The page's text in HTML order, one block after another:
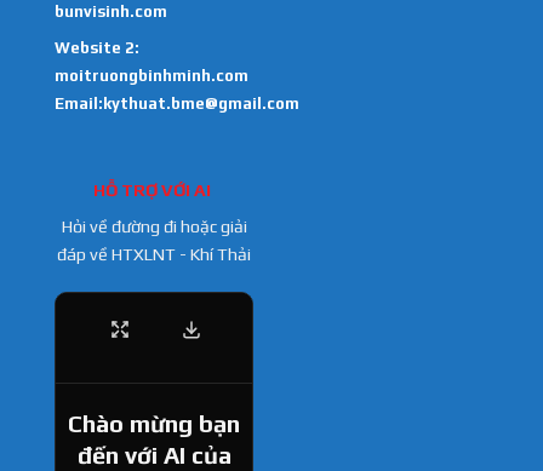
bunvisinh.com
Website 2:
moitruongbinhminh.com
Email:kythuat.bme@gmail.com
HỖ TRỢ VỚI AI
Hỏi về đường đi hoặc giải
đáp về HTXLNT - Khí Thải
Chào mừng bạn
đến với AI của